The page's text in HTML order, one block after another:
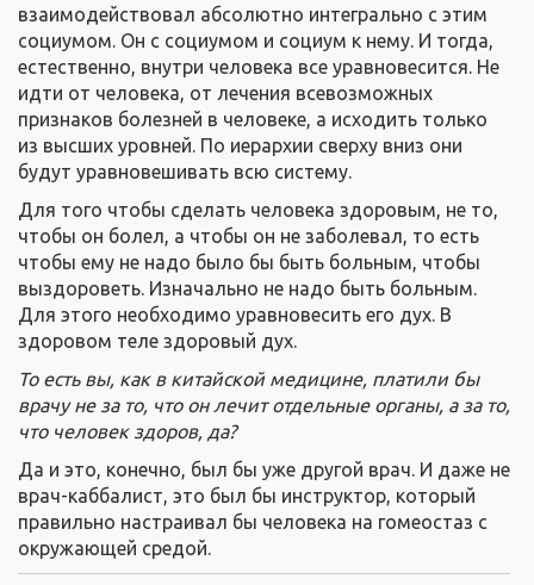
взаимодействовал абсолютно интегрально с этим
социумом. Он с социумом и социум к нему. И тогда,
естественно, внутри человека все уравновесится. Не
идти от человека, от лечения всевозможных
признаков болезней в человеке, а исходить только
из высших уровней. По иерархии сверху вниз они
будут уравновешивать всю систему.
Для того чтобы сделать человека здоровым, не то,
чтобы он болел, а чтобы он не заболевал, то есть
чтобы ему не надо было бы быть больным, чтобы
выздороветь. Изначально не надо быть больным.
Для этого необходимо уравновесить его дух. В
здоровом теле здоровый дух.
То есть вы, как в китайской медицине, платили бы
врачу не за то, что он лечит отдельные органы, а за то,
что человек здоров, да?
Да и это, конечно, был бы уже другой врач. И даже не
врач-каббалист, это был бы инструктор, который
правильно настраивал бы человека на гомеостаз с
окружающей средой.